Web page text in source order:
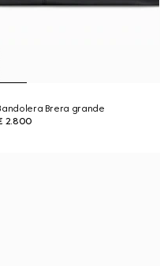
Brera grande
2.800